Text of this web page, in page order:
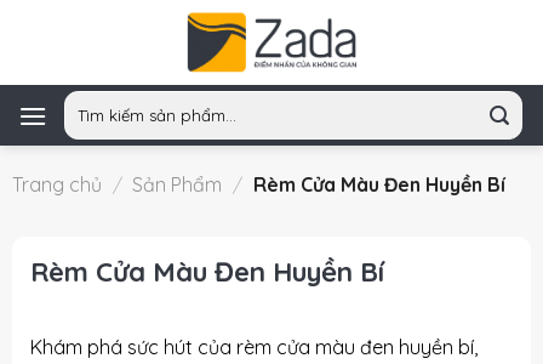
Tìm
kiếm:
Trang chủ / Sản Phẩm / Rèm Cửa Màu Đen Huyền Bí
Rèm Cửa Màu Đen Huyền Bí
Khám phá sức hút của rèm cửa màu đen huyền bí,